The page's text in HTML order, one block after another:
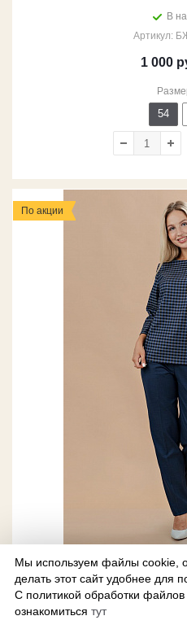
В
Артикул:
1 000
54
По акции
Мы используем файлы cookie,
делать этот сайт удобнее для
С политикой обработки
ознакомиться тут